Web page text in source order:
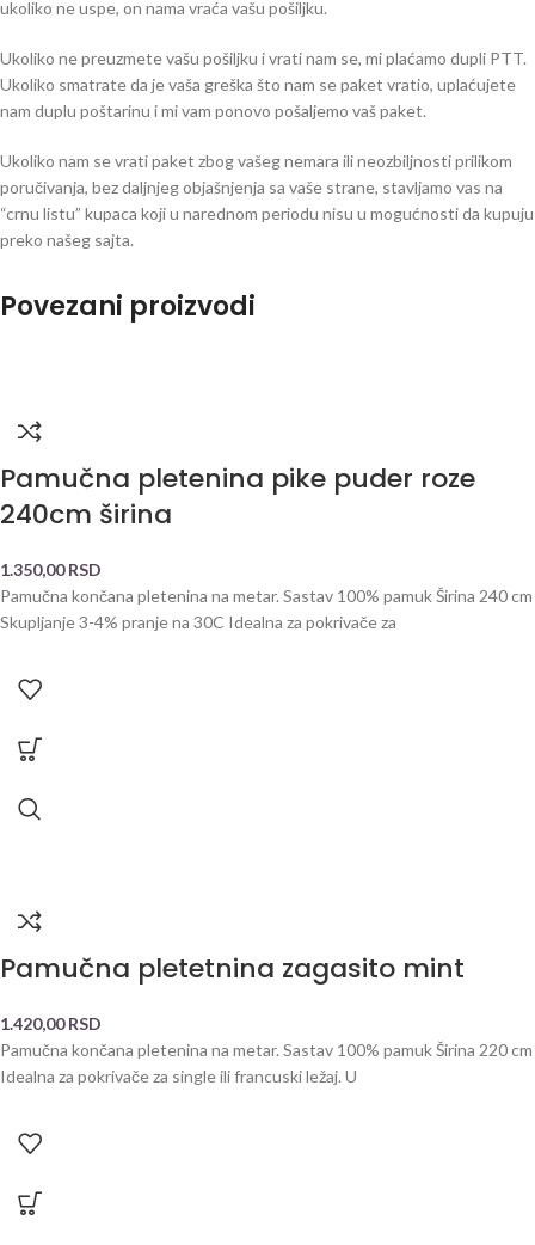
ukoliko ne uspe, on nama vraća vašu pošiljku.
Ukoliko ne preuzmete vašu pošiljku i vrati nam se, mi plaćamo dupli PTT.
Ukoliko smatrate da je vaša greška što nam se paket vratio, uplaćujete
nam duplu poštarinu i mi vam ponovo pošaljemo vaš paket.
Ukoliko nam se vrati paket zbog vašeg nemara ili neozbiljnosti prilikom
poručivanja, bez daljnjeg objašnjenja sa vaše strane, stavljamo vas na
“crnu listu” kupaca koji u narednom periodu nisu u mogućnosti da kupuju
preko našeg sajta.
Povezani proizvodi
Pamučna pletenina pike puder roze
240cm širina
1.350,00RSD
Pamučna končana pletenina na metar. Sastav 100% pamuk Širina 240 cm
Skupljanje 3-4% pranje na 30C Idealna za pokrivače za
Pamučna pletetnina zagasito mint
1.420,00RSD
Pamučna končana pletenina na metar. Sastav 100% pamuk Širina 220 cm
Idealna za pokrivače za single ili francuski ležaj. U